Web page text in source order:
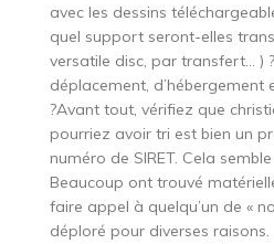
avec les dessins
quel support seront-elles
versatile disc, par transfert… )
déplacement, d’hébergement
?Avant tout, vérifiez que
pourriez avoir tri est bien un
numéro de SIRET. Cela
Beaucoup ont trouvé
faire appel à quelqu’un de «
déploré pour diverses